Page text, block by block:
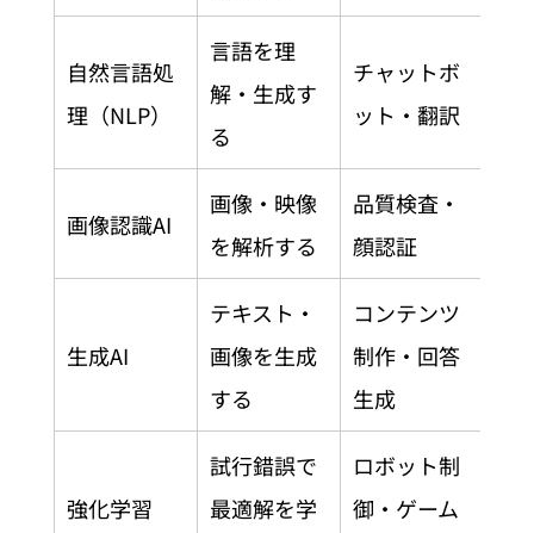
自然言語処
理（NLP）
言語を理
解・生成す
る
チャットボ
ット・翻訳
画像認識AI
画像・映像
を解析する
品質検査・
顔認証
生成AI
テキスト・
画像を生成
する
コンテンツ
制作・回答
生成
強化学習
試行錯誤で
最適解を学
ロボット制
御・ゲーム